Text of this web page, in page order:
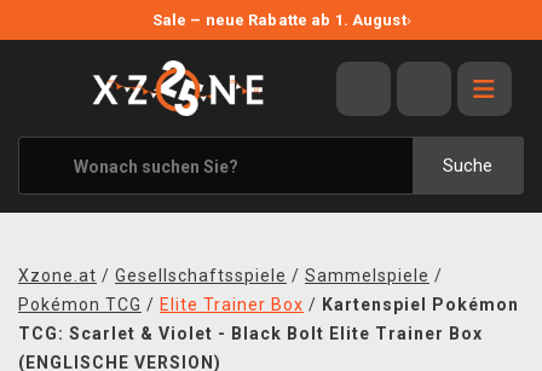
Sale – neue Rabatte ab 1. August›
Suche
ANGEBOTE
ALLE MARKEN
XZONE ORIGINALS
KLEIDUNG & ACCESSOIRES
BÜCHER & COMICS
BRETT- UND KARTENSPIELE
Xzone.at / Gesellschaftsspiele / Sammelspiele /
Pokémon TCG / Elite Trainer Box / Kartenspiel Pokémon
TCG: Scarlet & Violet - Black Bolt Elite Trainer Box
(ENGLISCHE VERSION)